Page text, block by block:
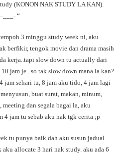
(KONON NAK STUDY LA KAN).
“
3 minggu study week ni, aku
berfikir, tengok movie dan drama masih
kerja..tapi slow down tu actually dari
jam je.. so tak slow down mana la kan?
jam sehari tu, 8 jam aku tido, 4 jam lagi
buat surat, makan, minum,
dan segala bagai la, aku
4 jam tu sebab aku nak tgk cerita ;p
tu punya baik dah aku susun jadual
allocate 3 hari nak study. aku ada 6